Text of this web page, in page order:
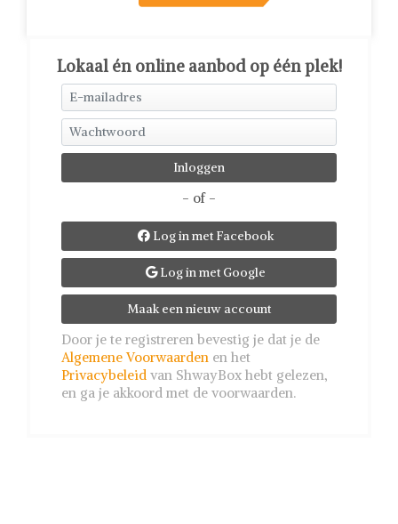
Lokaal én online aanbod op één plek!
- of -
Log in met Facebook
Log in met Google
Maak een nieuw account
Door je te registreren bevestig je dat je de
Algemene Voorwaarden en het
Privacybeleid van ShwayBox hebt gelezen,
en ga je akkoord met de voorwaarden.